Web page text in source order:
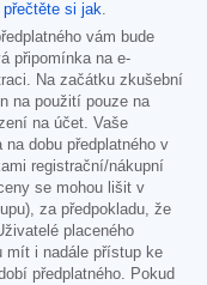
přečtěte si jak.
vám bude
připomínka na e-
Na začátku zkušební
na použití pouze na
na účet. Vaše
dobu předplatného v
registrační/nákupní
se mohou lišit v
za předpokladu, že
placeného
mít i nadále přístup ke
předplatného. Pokud